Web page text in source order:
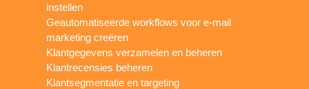
instellen
Geautomatiseerde workflows voor e-mail
marketing creëren
Klantgegevens verzamelen en beheren
Klantrecensies beheren
Klantsegmentatie en targeting